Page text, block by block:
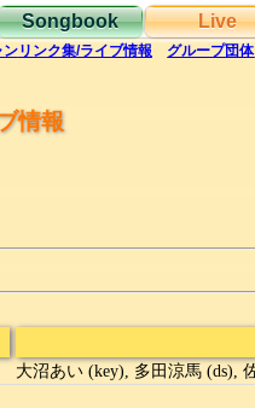
Songbook Live
ンリンク集/ライブ情報 グループ団体
情報
大沼あい (key), 多田涼馬 (ds),